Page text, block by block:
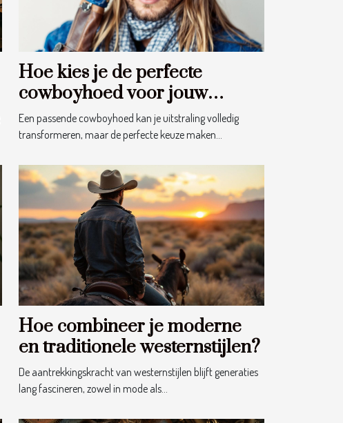
Hoe kies je de perfecte
cowboyhoed voor jouw
gezichtsvorm?
Een passende cowboyhoed kan je uitstraling volledig
transformeren, maar de perfecte keuze maken...
Hoe combineer je moderne
en traditionele westernstijlen?
De aantrekkingskracht van westernstijlen blijft generaties
lang fascineren, zowel in mode als...